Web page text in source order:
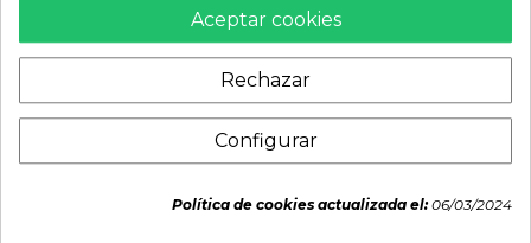
Aceptar cookies
Rechazar
Configurar
Política de cookies actualizada el:06/03/2024